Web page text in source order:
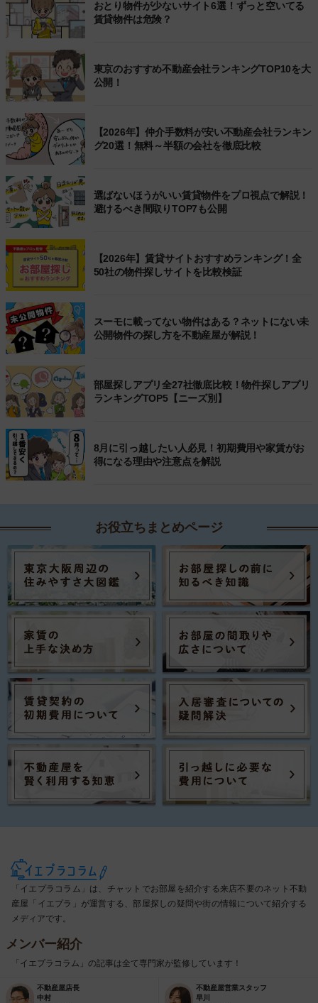
おとり物件が少ないサイト6選！ずっと空いてる
賃貸物件は危険？
東京のおすすめ不動産会社ランキングTOP10を大
公開！
【2026年】仲介手数料が安い不動産会社ランキン
グ20選！無料～半額の会社を徹底比較
選ばないほうがいい賃貸物件をプロ視点で解説！
避けるべき間取りTOP7も公開
【2026年】賃貸サイトおすすめランキング！全
50社の物件探しサイトを比較検証
スーモに載ってない物件はある？ネットにない未
公開物件の探し方を不動産屋が解説！
部屋探しアプリ全27社徹底比較！物件探しアプリ
ランキングTOP5【ニーズ別】
8月に引っ越したい人必見！初期費用や家賃がお
得になる理由や注意点を解説
お役立ちまとめページ
「イエプラコラム」は、チャットでお部屋を紹介する来店不要のネット不動
産屋「イエプラ」が運営する、部屋探しの疑問や街の情報について紹介する
メディアです。
メンバー紹介
「イエプラコラム」の記事は全て専門家が監修しています！
不動産屋店長
中村
不動産屋営業スタッフ
早川